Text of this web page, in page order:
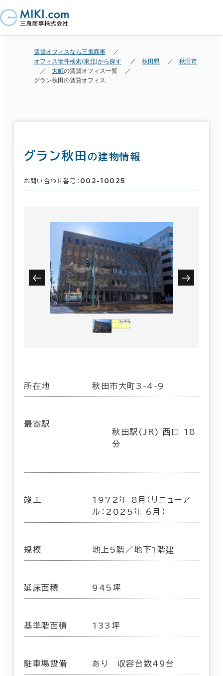
賃貸オフィスなら三鬼商事
オフィス物件検索(東北)から探す
秋田県
秋田市
大町の賃貸オフィス一覧
グラン秋田の賃貸オフィス
グラン秋田 の建物情報
お問い合わせ番号： 002-10025
所在地 秋田市大町3-4-9
最寄駅
秋田駅(JR) 西口 18
分
竣工
1972年 8月（リニューア
ル：2025年 6月）
規模 地上5階／地下1階建
延床面積 945坪
基準階面積 133坪
駐車場設備 あり 収容台数49台